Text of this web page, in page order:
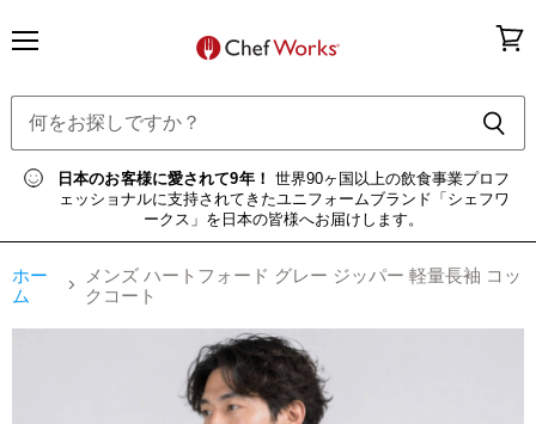
ュ
日本のお客様に愛されて9年！ 世界90ヶ国以上の飲食事業プロフ
ェッショナルに支持されてきたユニフォームブランド「シェフワ
ークス」を日本の皆様へお届けします。
ト
を
見
る
ホー
ム
メンズ ハートフォード グレー ジッパー 軽量長袖 コッ
クコート